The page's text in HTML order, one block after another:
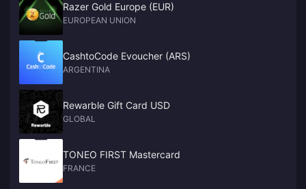
Razer Gold Europe (EUR)
EUROPEAN UNION
CashtoCode Evoucher (ARS)
ARGENTINA
Rewarble Gift Card USD
GLOBAL
TONEO FIRST Mastercard
FRANCE